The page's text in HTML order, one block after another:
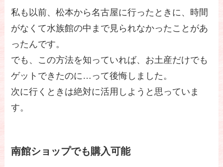
私も以前、松本から名古屋に行ったときに、時間
がなくて水族館の中まで見られなかったことがあ
ったんです。
でも、この方法を知っていれば、お土産だけでも
ゲットできたのに…って後悔しました。
次に行くときは絶対に活用しようと思っていま
す。
南館ショップでも購入可能